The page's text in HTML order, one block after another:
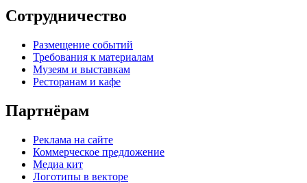
Сотрудничество
Размещение событий
Требования к материалам
Музеям и выставкам
Ресторанам и кафе
Партнёрам
Реклама на сайте
Коммерческое предложение
Медиа кит
Логотипы в векторе